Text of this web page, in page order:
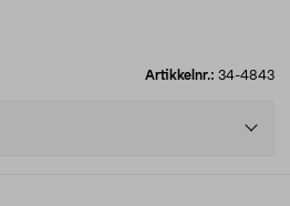
Artikkelnr.: 34-4843